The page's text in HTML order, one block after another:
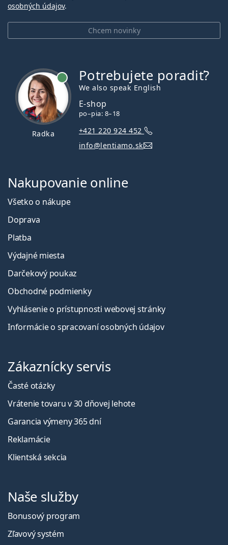
Chcem novinky
osobných údajov.
Radka
Potrebujete poradiť?
We also speak English
E-shop
po–pia: 8–18
+421 220 924 452
info@lentiamo.sk
Nakupovanie online
Všetko o nákupe
Doprava
Platba
Výdajné miesta
Darčekový poukaz
Obchodné podmienky
Vyhlásenie o prístupnosti webovej stránky
Informácie o spracovaní osobných údajov
Zákaznícky servis
Časté otázky
Vrátenie tovaru v 30 dňovej lehote
Garancia výmeny 365 dní
Reklamácie
Klientská sekcia
Naše služby
Bonusový program
Zľavový systém